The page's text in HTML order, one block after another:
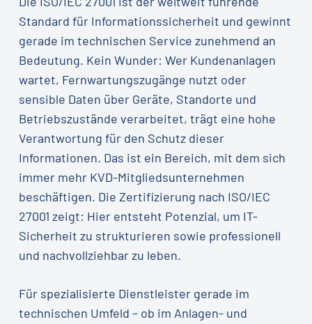
Standard für Informationssicherheit und gewinnt
gerade im technischen Service zunehmend an
Bedeutung. Kein Wunder: Wer Kundenanlagen
wartet, Fernwartungszugänge nutzt oder
sensible Daten über Geräte, Standorte und
Betriebszustände verarbeitet, trägt eine hohe
Verantwortung für den Schutz dieser
Informationen. Das ist ein Bereich, mit dem sich
immer mehr KVD-Mitgliedsunternehmen
beschäftigen. Die Zertifizierung nach ISO/IEC
27001 zeigt: Hier entsteht Potenzial, um IT-
Sicherheit zu strukturieren sowie professionell
und nachvollziehbar zu leben.
Für spezialisierte Dienstleister gerade im
technischen Umfeld – ob im Anlagen- und